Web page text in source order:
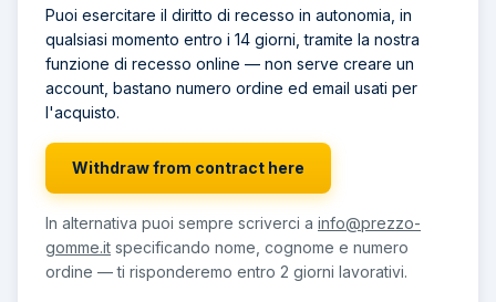
Puoi esercitare il diritto di recesso in autonomia, in
qualsiasi momento entro i 14 giorni, tramite la nostra
funzione di recesso online — non serve creare un
account, bastano numero ordine ed email usati per
l'acquisto.
Withdraw from contract here
In alternativa puoi sempre scriverci a info@prezzo-
gomme.it specificando nome, cognome e numero
ordine — ti risponderemo entro 2 giorni lavorativi.